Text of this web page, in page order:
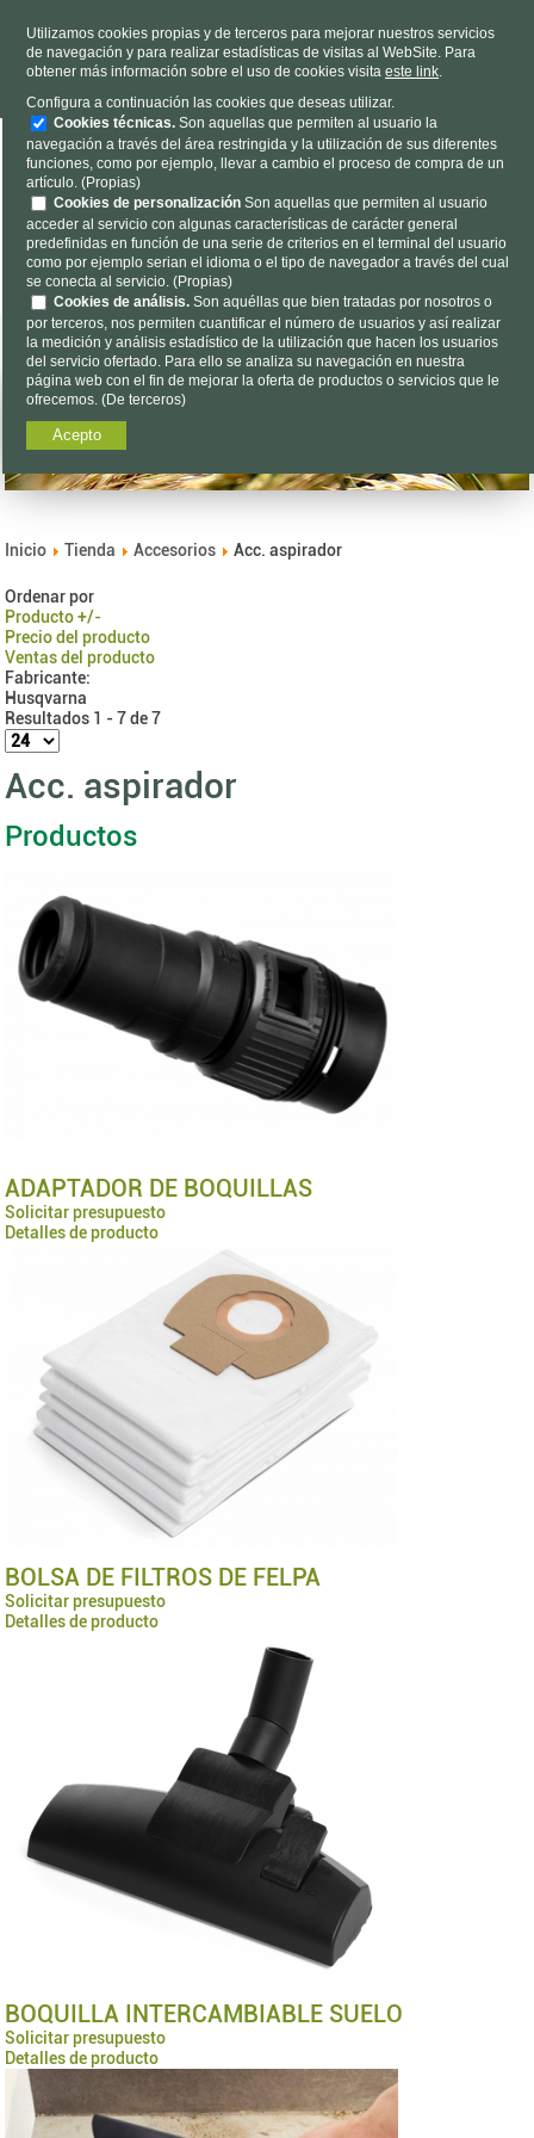
HORARIOL-V 9h a 19h S 9h a 13h
Dónde estamos |Contacto| Nosotros
Encuéntalo aquí...
Inicio Tienda Accesorios Acc. aspirador
Ordenar por
Producto +/-
Precio del producto
Ventas del producto
Fabricante:
Husqvarna
Resultados 1 - 7 de 7
Acc. aspirador
Productos
ADAPTADOR DE BOQUILLAS
Solicitar presupuesto
Detalles de producto
BOLSA DE FILTROS DE FELPA
Solicitar presupuesto
Detalles de producto
BOQUILLA INTERCAMBIABLE SUELO
Solicitar presupuesto
Detalles de producto
Utilizamos cookies propias y de terceros para mejorar nuestros servicios
de navegación y para realizar estadísticas de visitas al WebSite. Para
obtener más información sobre el uso de cookies visita este link.
Configura a continuación las cookies que deseas utilizar.
Cookies técnicas. Son aquellas que permiten al usuario la
navegación a través del área restringida y la utilización de sus diferentes
funciones, como por ejemplo, llevar a cambio el proceso de compra de un
artículo. (Propias)
Cookies de personalización Son aquellas que permiten al usuario
acceder al servicio con algunas características de carácter general
predefinidas en función de una serie de criterios en el terminal del usuario
como por ejemplo serian el idioma o el tipo de navegador a través del cual
se conecta al servicio. (Propias)
Cookies de análisis. Son aquéllas que bien tratadas por nosotros o
por terceros, nos permiten cuantificar el número de usuarios y así realizar
la medición y análisis estadístico de la utilización que hacen los usuarios
del servicio ofertado. Para ello se analiza su navegación en nuestra
página web con el fin de mejorar la oferta de productos o servicios que le
ofrecemos. (De terceros)
Acepto